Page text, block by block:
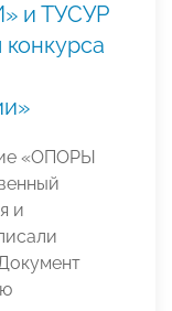
и ТУСУР
«ОПОРЫ
и